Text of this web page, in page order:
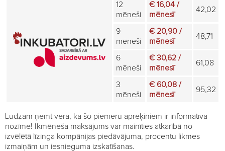
12
mēneši
€ 16,04 /
mēnesī
42,02
9
mēneši
€ 20,90 /
mēnesī
48,71
6
mēneši
€ 30,62 /
mēnesī
61,08
3
mēneši
€ 60,08 /
mēnesī
95,32
Lūdzam ņemt vērā, ka šo piemēru aprēķiniem ir informatīva
nozīme! Ikmēneša maksājums var mainīties atkarībā no
izvēlētā līzinga kompānijas piedāvājuma, procentu likmes
izmaiņām un iesnieguma izskatīšanas.